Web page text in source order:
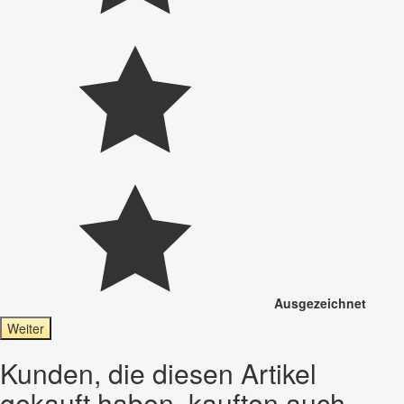
Ausgezeichnet
Weiter
Kunden, die diesen Artikel